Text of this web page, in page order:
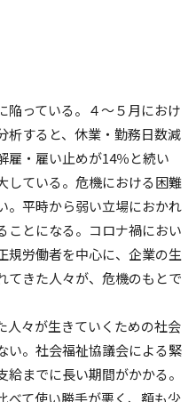
陥っている。４〜５月におけ
析すると、休業・勤務日数減
雇・雇い止めが14％と続い
している。危機における困難
。平時から弱い立場におかれ
ことになる。コロナ禍におい
規労働者を中心に、企業の生
てきた人々が、危機のもとで
人々が生きていくための社会
い。社会福祉協議会による緊
までに長い期間がかかる。
べて使い勝手が悪く、額も少